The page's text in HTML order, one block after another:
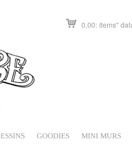
0,00 "
GOODIES MINI MURS